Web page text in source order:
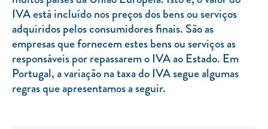
TARIFA SOCIAL
APP MOBILE
CONTADORES ELÉTRICOS
FATURAS
IVA está incluído nos preços dos bens ou serviços
adquiridos pelos consumidores finais. São as
empresas que fornecem estes bens ou serviços as
responsáveis por repassarem o IVA ao Estado. Em
Portugal, a variação na taxa do IVA segue algumas
regras que apresentamos a seguir.